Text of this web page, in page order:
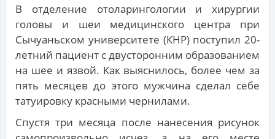
В отделение отоларингологии и хирургии
головы и шеи медицинского центра при
Сычуаньском университете (КНР) поступил 20-
летний пациент с двусторонним образованием
на шее и язвой. Как выяснилось, более чем за
пять месяцев до этого мужчина сделал себе
татуировку красными чернилами.
Спустя три месяца после нанесения рисунок